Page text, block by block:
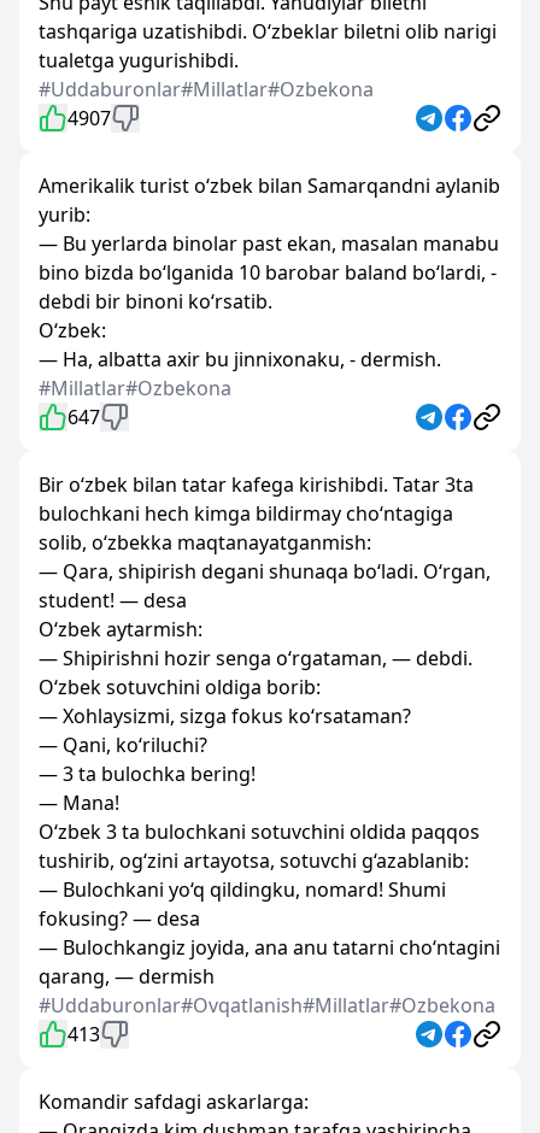
tashqariga uzatishibdi. O‘zbeklar biletni olib narigi
tualetga yugurishibdi.
#Uddaburonlar#Millatlar#Ozbekona
4907
Amerikalik turist o‘zbek bilan Samarqandni aylanib
yurib:
— Bu yerlarda binolar past ekan, masalan manabu
bino bizda bo‘lganida 10 barobar baland bo‘lardi, -
debdi bir binoni ko‘rsatib.
O‘zbek:
— Ha, albatta axir bu jinnixonaku, - dermish.
#Millatlar#Ozbekona
647
Bir o‘zbek bilan tatar kafega kirishibdi. Tatar 3ta
bulochkani hech kimga bildirmay cho‘ntagiga
solib, o‘zbekka maqtanayatganmish:
— Qara, shipirish degani shunaqa bo‘ladi. O‘rgan,
student! — desa
O‘zbek aytarmish:
— Shipirishni hozir senga o‘rgataman, — debdi.
O‘zbek sotuvchini oldiga borib:
— Xohlaysizmi, sizga fokus ko‘rsataman?
— Qani, ko‘riluchi?
— 3 ta bulochka bering!
— Mana!
O‘zbek 3 ta bulochkani sotuvchini oldida paqqos
tushirib, og‘zini artayotsa, sotuvchi g‘azablanib:
— Bulochkani yo‘q qildingku, nomard! Shumi
fokusing? — desa
— Bulochkangiz joyida, ana anu tatarni cho‘ntagini
qarang, — dermish
#Uddaburonlar#Ovqatlanish#Millatlar#Ozbekona
413
Komandir safdagi askarlarga: